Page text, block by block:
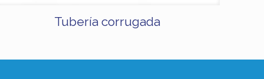
Tubería corrugada